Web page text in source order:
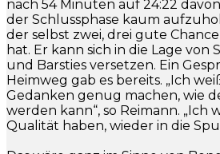
nach 54 Minuten auf 24:22
der Schlussphase kaum
der selbst zwei, drei gute
hat. Er kann sich in die Lage von
und Barsties versetzen. Ein
Heimweg gab es bereits. „Ich
Gedanken genug machen, wie
werden kann“, so Reimann. „Ich
Qualität haben, wieder in die